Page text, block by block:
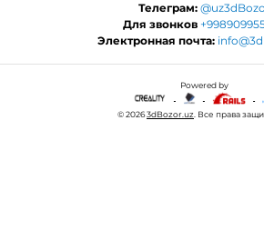
Телеграм:
Для звонков
Электронная почта:
Powered by
© 20263dBozor.uz . Все права